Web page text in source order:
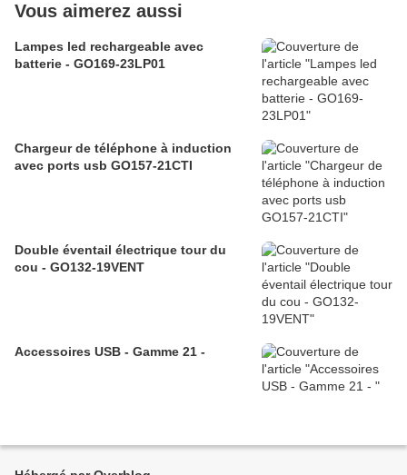
Vous aimerez aussi
Lampes led rechargeable avec
batterie - GO169-23LP01
Chargeur de téléphone à induction
avec ports usb GO157-21CTI
Double éventail électrique tour du
cou - GO132-19VENT
Accessoires USB - Gamme 21 -